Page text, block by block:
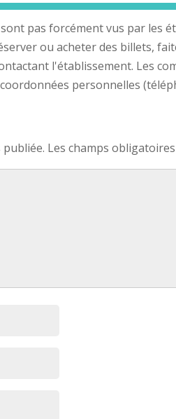
pas forcément vus par les
ou acheter des billets,
l'établissement. Les
personnelles
Les champs